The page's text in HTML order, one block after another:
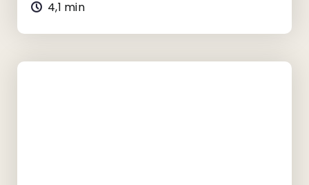
4,1 min